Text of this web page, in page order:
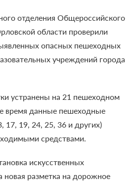
отделения Общероссийского
области проверили
опасных пешеходных
учреждений города
устранены на 21 пешеходном
время данные пешеходные
19, 24, 25, 36 и других)
средствами.
искусственных
новая разметка на дорожное